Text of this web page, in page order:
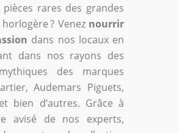
rares des grandes
? Venez nourrir
dans nos locaux en
dans nos rayons des
des marques
Audemars Piguets,
bien d’autres. Grâce à
avisé de nos experts,